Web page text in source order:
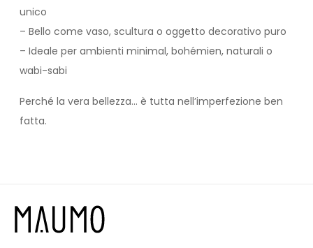
unico
– Bello come vaso, scultura o oggetto decorativo puro
– Ideale per ambienti minimal, bohémien, naturali o
wabi-sabi
Perché la vera bellezza... è tutta nell’imperfezione ben
fatta.